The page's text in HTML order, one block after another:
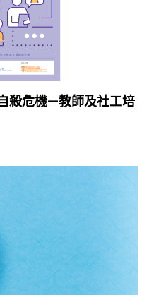
殺危機—教師及社工培